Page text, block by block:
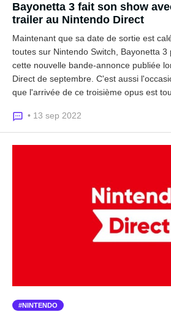
Bayonetta 3 fait son show
trailer au Nintendo Direct
Maintenant que sa date de sortie est
toutes sur Nintendo Switch, Bayonetta
cette nouvelle bande-annonce publiée
Direct de septembre. C'est aussi
que l'arrivée de ce troisième opus est
• 13 sep 2022
NINTENDO